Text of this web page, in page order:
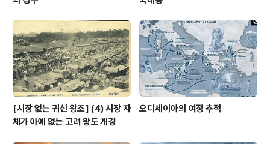
[시장 없는 귀신 왕조] (4) 시장 자
체가 아예 없는 고려 왕도 개경
오디세이아의 여정 추적